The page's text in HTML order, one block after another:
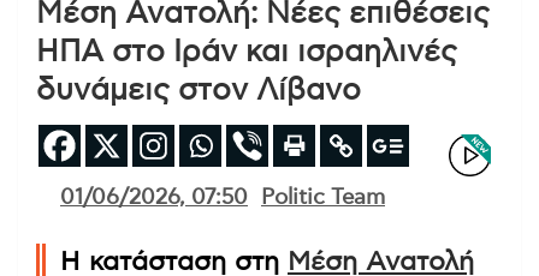
Μέση Ανατολή: Νέες επιθέσεις
ΗΠΑ στο Ιράν και ισραηλινές
δυνάμεις στον Λίβανο
01/06/2026, 07:50 Politic Team
Η κατάσταση στη Μέση Ανατολή